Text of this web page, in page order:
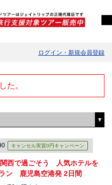
ログイン・新規会員登録
た。
キャンセル実質0円キャンペーン
西で過ごそう 人気ホテルを
ン 鹿児島空港発 2日間